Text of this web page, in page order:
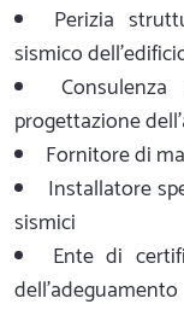
Perizia
sismico
progettazione
Fornitore di
Installatore
sismici
Ente di
dell'adeguamento